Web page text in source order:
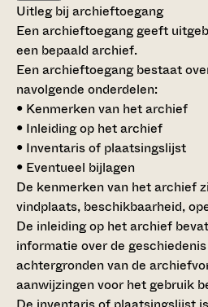
Uitleg bij archieftoegang
Een archieftoegang geeft
een bepaald archief.
Een archieftoegang bestaat
navolgende onderdelen:
• Kenmerken van het archief
• Inleiding op het archief
• Inventaris of plaatsingslijst
• Eventueel bijlagen
De kenmerken van het archief
vindplaats, beschikbaarheid,
De inleiding op het archief
informatie over de
achtergronden van de
aanwijzingen voor het gebruik